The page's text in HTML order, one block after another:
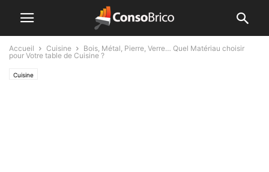
Accueil Cuisine
Bois, Métal, Pierre, Verre… Quel Matériau choisir
pour Votre table de Cuisine ?
Cuisine